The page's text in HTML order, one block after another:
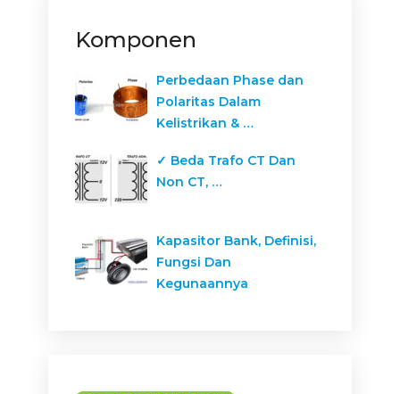
Komponen
Perbedaan Phase dan
Polaritas Dalam
Kelistrikan & …
✓ Beda Trafo CT Dan
Non CT, …
Kapasitor Bank, Definisi,
Fungsi Dan
Kegunaannya